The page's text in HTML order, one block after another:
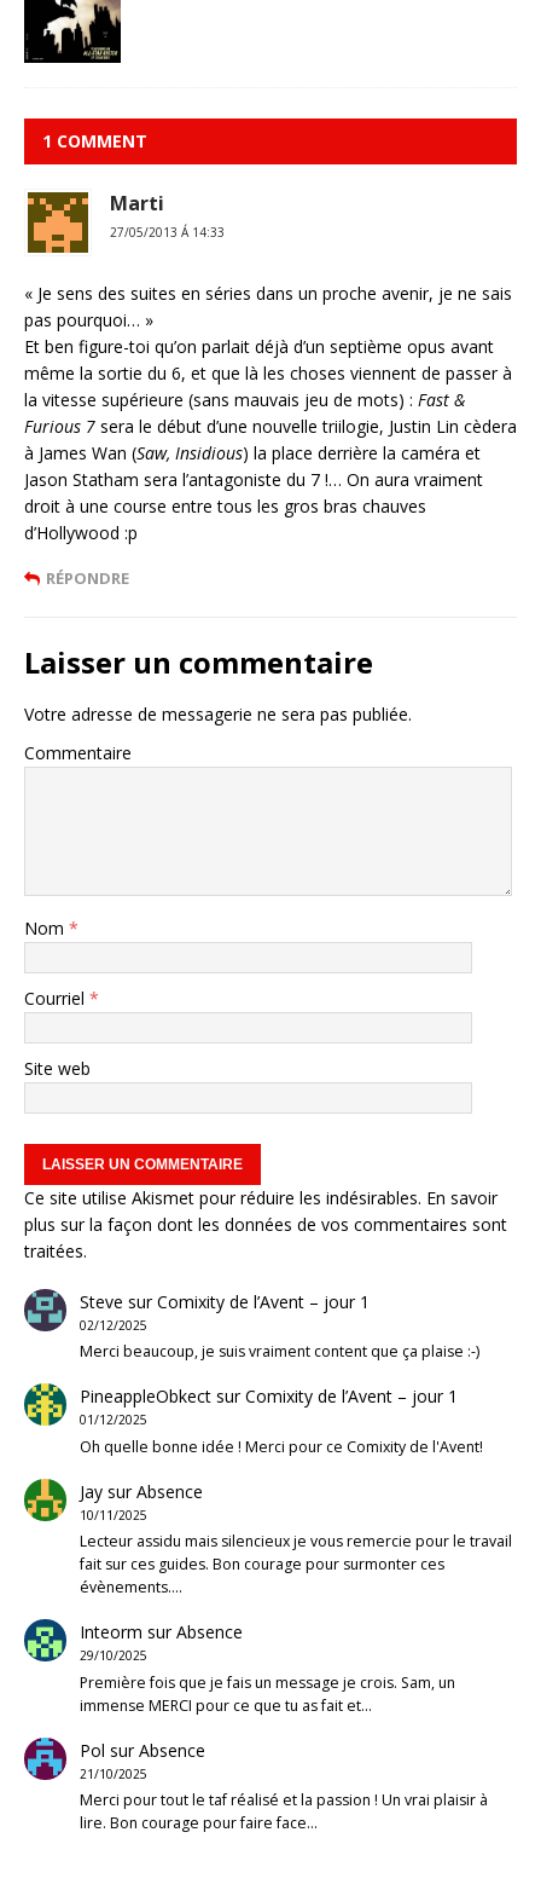
1 COMMENT
Marti
27/05/2013 Á 14:33
« Je sens des suites en séries dans un proche avenir, je ne sais
pas pourquoi… »
Et ben figure-toi qu’on parlait déjà d’un septième opus avant
même la sortie du 6, et que là les choses viennent de passer à
la vitesse supérieure (sans mauvais jeu de mots) : Fast &
Furious 7 sera le début d’une nouvelle triilogie, Justin Lin cèdera
à James Wan (Saw, Insidious) la place derrière la caméra et
Jason Statham sera l’antagoniste du 7 !… On aura vraiment
droit à une course entre tous les gros bras chauves
d’Hollywood :p
RÉPONDRE
Laisser un commentaire
Votre adresse de messagerie ne sera pas publiée.
Commentaire
Nom *
Courriel *
Site web
Ce site utilise Akismet pour réduire les indésirables. En savoir
plus sur la façon dont les données de vos commentaires sont
traitées.
Steve surComixity de l’Avent – jour 1
02/12/2025
Merci beaucoup, je suis vraiment content que ça plaise :-)
PineappleObkectsurComixity de l’Avent – jour 1
01/12/2025
Oh quelle bonne idée ! Merci pour ce Comixity de l'Avent!
JaysurAbsence
10/11/2025
Lecteur assidu mais silencieux je vous remercie pour le travail
fait sur ces guides. Bon courage pour surmonter ces
évènements.…
Inteorm surAbsence
29/10/2025
Première fois que je fais un message je crois. Sam, un
immense MERCI pour ce que tu as fait et…
Pol surAbsence
21/10/2025
Merci pour tout le taf réalisé et la passion ! Un vrai plaisir à
lire. Bon courage pour faire face…